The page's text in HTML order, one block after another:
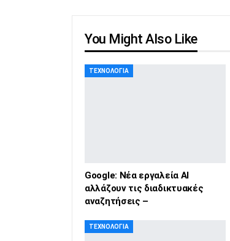
You Might Also Like
ΤΕΧΝΟΛΟΓΊΑ
Google: Νέα εργαλεία ΑΙ
αλλάζουν τις διαδικτυακές
αναζητήσεις –
ΤΕΧΝΟΛΟΓΊΑ